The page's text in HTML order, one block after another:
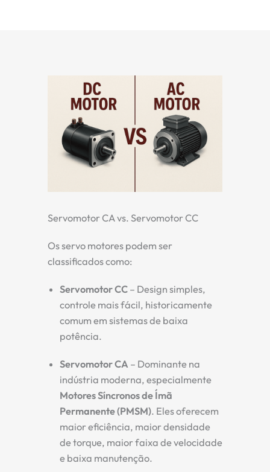
Servomotor CA vs. Servomotor CC
Os servo motores podem ser
classificados como:
Servomotor CC – Design simples,
controle mais fácil, historicamente
comum em sistemas de baixa
potência.
Servomotor CA – Dominante na
indústria moderna, especialmente
Motores Síncronos de Ímã
Permanente (PMSM). Eles oferecem
maior eficiência, maior densidade
de torque, maior faixa de velocidade
e baixa manutenção.